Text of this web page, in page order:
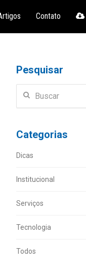
Contato
Pesquisar
Categorias
Dicas
Institucional
Serviços
Tecnologia
Todos